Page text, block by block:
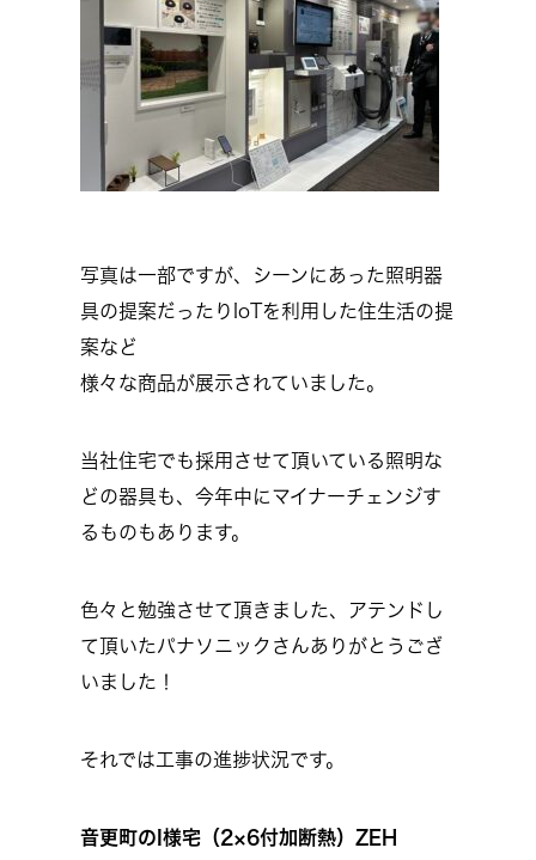
写真は一部ですが、シーンにあった照明器
具の提案だったりIoTを利用した住生活の提
案など
様々な商品が展示されていました。
当社住宅でも採用させて頂いている照明な
どの器具も、今年中にマイナーチェンジす
るものもあります。
色々と勉強させて頂きました、アテンドし
て頂いたパナソニックさんありがとうござ
いました！
それでは工事の進捗状況です。
音更町のI様宅（2×6付加断熱）ZEH